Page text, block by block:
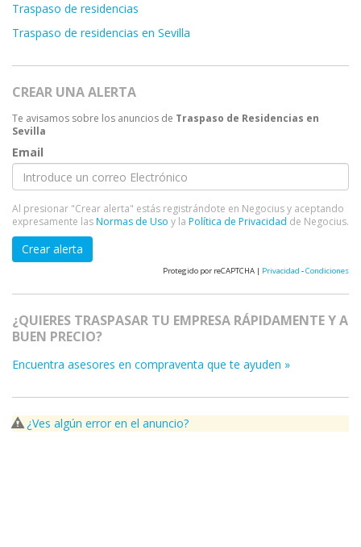
Traspaso de residencias
Traspaso de residencias en Sevilla
CREAR UNA ALERTA
Te avisamos sobre los anuncios de Traspaso de Residencias en
Sevilla
Email
Al presionar "Crear alerta" estás registrándote en Negocius y aceptando
expresamente lasNormas de Uso y la Política de Privacidad de Negocius.
Crear alerta
Protegido por reCAPTCHA | Privacidad -Condiciones
¿QUIERES TRASPASAR TU EMPRESA RÁPIDAMENTE Y A
BUEN PRECIO?
Encuentra asesores en compraventa que te ayuden »
¿Ves algún error en el anuncio?